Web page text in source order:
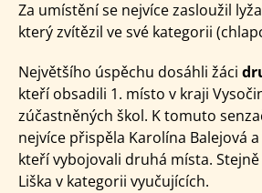
Za umístění se nejvíce zasloužil
který zvítězil ve své kategorii
Největšího úspěchu dosáhli žáci
kteří obsadili 1. místo v kraji
zúčastněných škol. K tomuto
nejvíce přispěla Karolína Balejová
kteří vybojovali druhá místa.
Liška v kategorii vyučujících.